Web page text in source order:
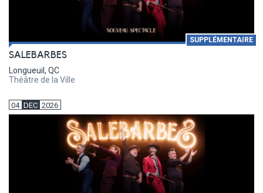
SUPPLÉMENTAIRE
SALEBARBES
Longueuil, QC
Théâtre de la Ville
04 DEC 2026